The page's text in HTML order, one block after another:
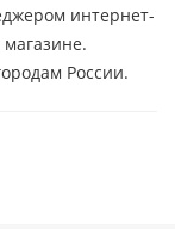
интернет-
России.